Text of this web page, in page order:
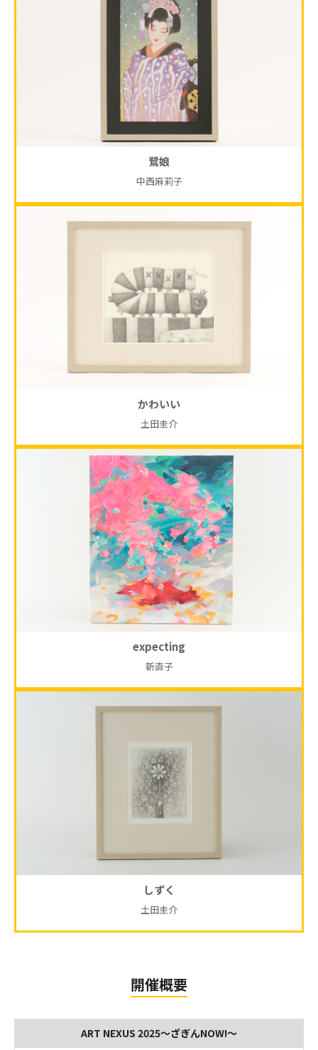
鷺娘
中西麻莉子
かわいい
土田圭介
expecting
新直子
しずく
土田圭介
開催概要
ART NEXUS 2025〜ざぎんNOW!〜